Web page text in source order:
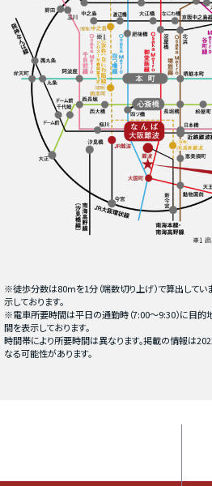
※徒歩分数は80ⅿを1分（端数切り上げ）で算出してい
示しております。
※電車所要時間は平日の通勤時（7:00〜9:30）に目的
間を表示しております。
時間帯により所要時間は異なります。掲載の情報は
なる可能性があります。